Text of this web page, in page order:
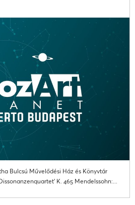
Bulcsú Művelődési Ház és Könyvtár
K. 465 Mendelssohn:...